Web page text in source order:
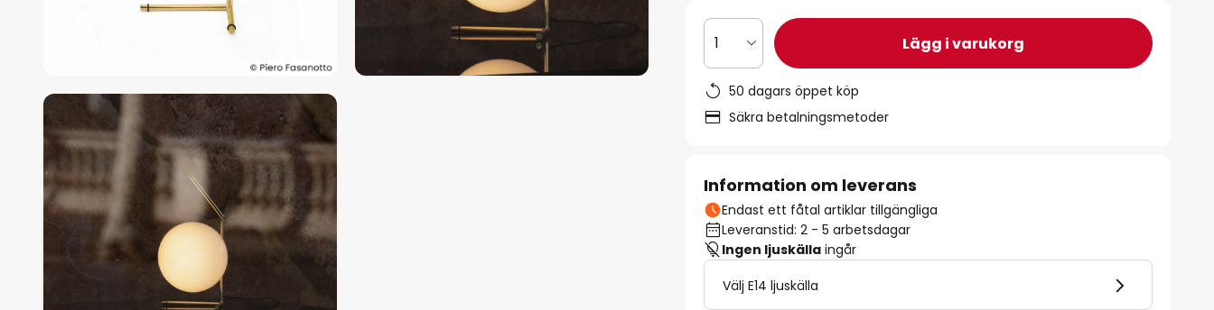
1 Lägg i varukorg
50 dagars öppet köp
Säkra betalningsmetoder
Information om leverans
Endast ett fåtal artiklar tillgängliga
Leveranstid: 2 - 5 arbetsdagar
Ingen ljuskälla ingår
Välj E14 ljuskälla